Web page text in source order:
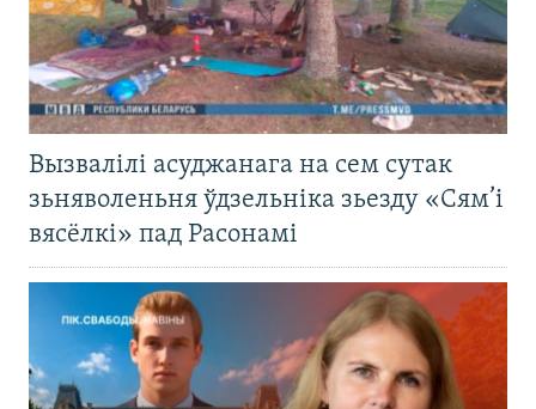
Вызвалілі асуджанага на сем сутак
зьняволеньня ўдзельніка зьезду «Сям’і
вясёлкі» пад Расонамі